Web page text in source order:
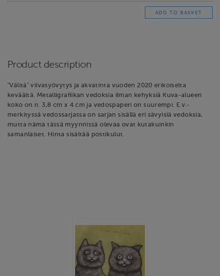
Product description
"Välitä" viivasyövytys ja akvatinta vuoden 2020 erikoiselta
keväältä. Metalligrafiikan vedoksia ilman kehyksiä Kuva-alueen
koko on n. 3,8 cm x 4 cm ja vedospaperi on suurempi. E.v.-
merkityssä vedossarjassa on sarjan sisällä eri sävyisiä vedoksia,
mutta nämä tässä myynnissä olevaa ovat kutakuinkin
samanlaiset. Hinta sisältää postikulut.